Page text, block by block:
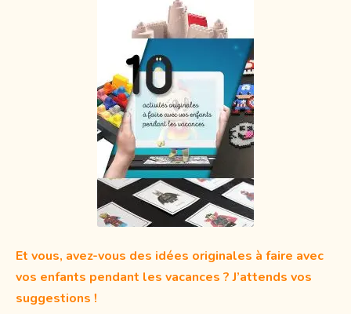
Et vous, avez-vous des idées originales à faire avec
vos enfants pendant les vacances ? J’attends vos
suggestions !